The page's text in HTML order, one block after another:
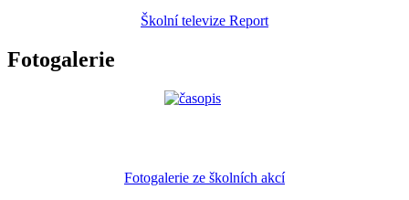
Školní televize Report
Fotogalerie
Fotogalerie ze školních akcí